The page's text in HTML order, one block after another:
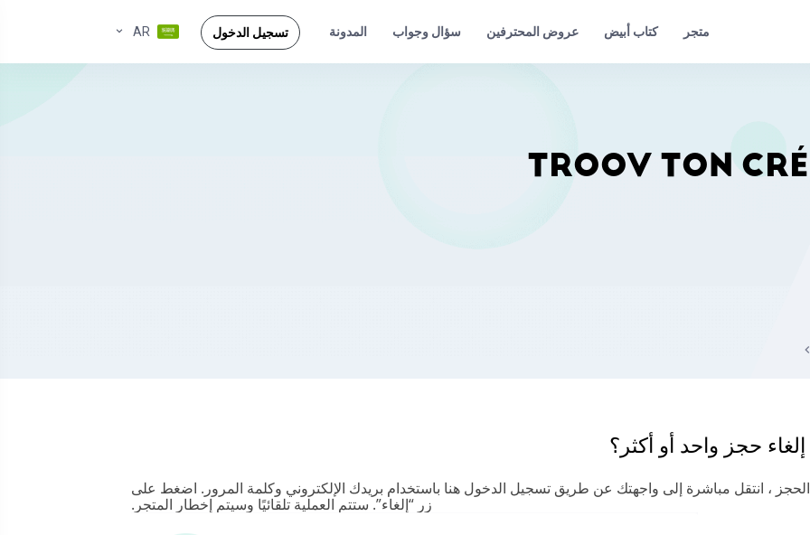
متجر كتاب أبيض عروض المحترفين سؤال وجواب المدونة تسجيل الدخول AR
حجز واحد أو أكثر؟
الحجز ، انتقل مباشرة إلى واجهتك عن طريق تسجيل الدخول هنا باستخدام بريدك الإلكتروني وكلمة المرور. اضغط على
زر “إلغاء”. ستتم العملية تلقائيًا وسيتم إخطار المتجر.